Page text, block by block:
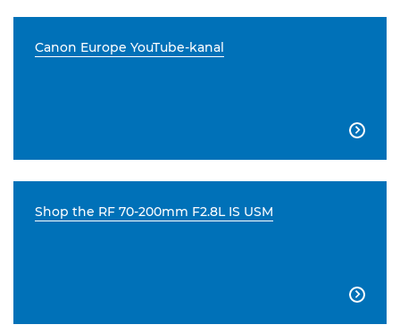
Canon Europe YouTube-kanal

Shop the RF 70-200mm F2.8L IS USM
